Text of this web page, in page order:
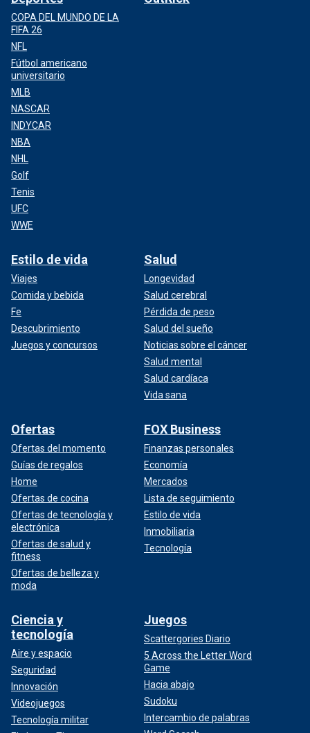
COPA DEL MUNDO DE LA
FIFA 26
NFL
Fútbol americano
universitario
MLB
NASCAR
INDYCAR
NBA
NHL
Golf
Tenis
UFC
WWE
Estilo de vida
Viajes
Comida y bebida
Fe
Descubrimiento
Juegos y concursos
Salud
Longevidad
Salud cerebral
Pérdida de peso
Salud del sueño
Noticias sobre el cáncer
Salud mental
Salud cardíaca
Vida sana
Ofertas
Ofertas del momento
Guías de regalos
Home
Ofertas de cocina
Ofertas de tecnología y
electrónica
Ofertas de salud y
fitness
Ofertas de belleza y
moda
FOX Business
Finanzas personales
Economía
Mercados
Lista de seguimiento
Estilo de vida
Inmobiliaria
Tecnología
Ciencia y
tecnología
Aire y espacio
Seguridad
Innovación
Videojuegos
Tecnología militar
Juegos
Scattergories Diario
5 Across the Letter Word
Game
Hacia abajo
Sudoku
Intercambio de palabras